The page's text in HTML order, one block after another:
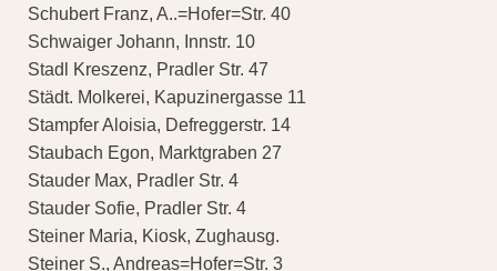
Schubert Franz, A..=Hofer=Str. 40
Schwaiger Johann, Innstr. 10
Stadl Kreszenz, Pradler Str. 47
Städt. Molkerei, Kapuzinergasse 11
Stampfer Aloisia, Defreggerstr. 14
Staubach Egon, Marktgraben 27
Stauder Max, Pradler Str. 4
Stauder Sofie, Pradler Str. 4
Steiner Maria, Kiosk, Zughausg.
Steiner S., Andreas=Hofer=Str. 3